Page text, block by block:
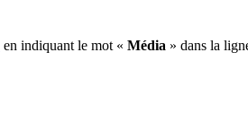
en indiquant le mot « Média » dans la